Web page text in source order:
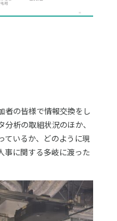
者の皆様で情報交換をし
析の取組状況のほか、
ているか、どのように現
事に関する多岐に渡った